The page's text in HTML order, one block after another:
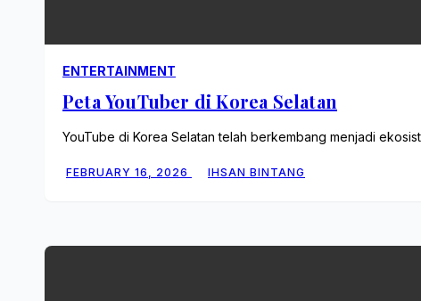
ENTERTAINMENT
Peta YouTuber di Korea Selatan
YouTube di Korea Selatan telah berkembang menjadi
FEBRUARY 16, 2026 IHSAN BINTANG